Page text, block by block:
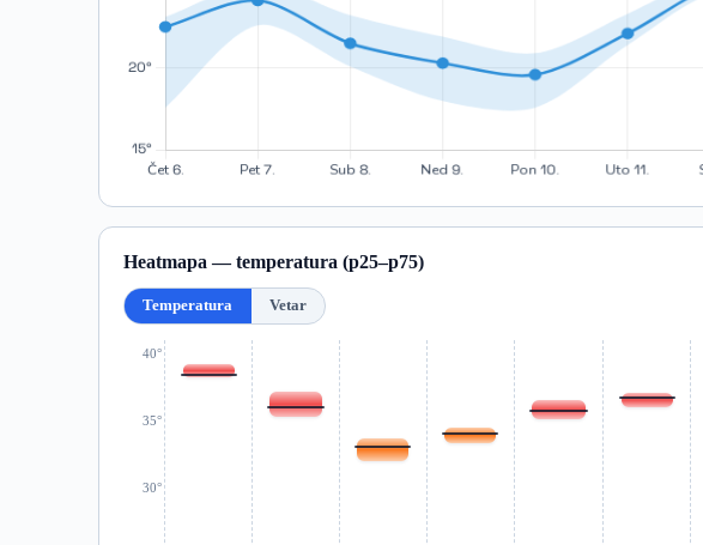
Heatmapa — temperatura (p25–p75)
Temperatura Vetar
30°
35°
40°